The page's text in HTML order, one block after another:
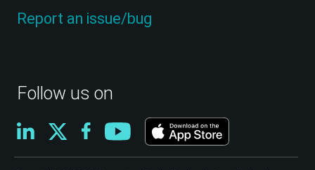
Follow us on
Report an issue/bug